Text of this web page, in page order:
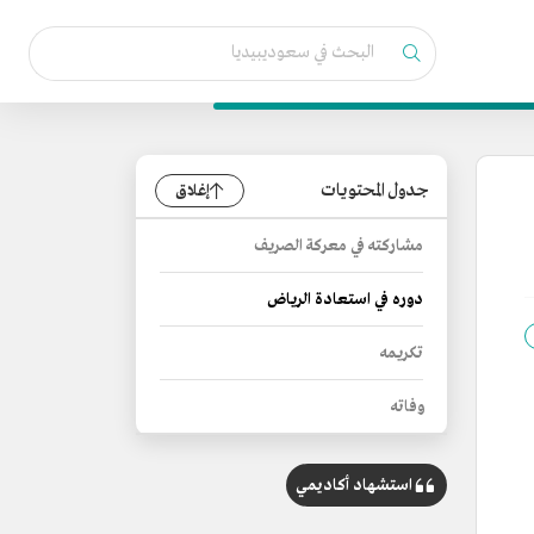
جدول المحتويات إغلاق
مشاركته في معركة الصريف
دوره في استعادة الرياض
تكريمه
وفاته
استشهاد أكاديمي